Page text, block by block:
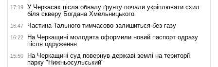
17:19
У Черкасах після обвалу ґрунту почали укріплювати схил
біля скверу Богдана Хмельницького
16:47 Частина Тального тимчасово залишиться без газу
16:22
На Черкащині молодята оформили новий паспорт одразу
після одруження
15:50
На Черкащині суд повернув державі землі на території
парку "Нижньосульський"